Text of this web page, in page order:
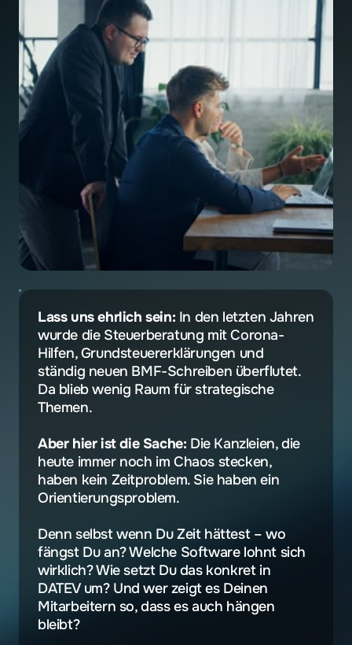
Lass uns ehrlich sein: In den letzten Jahren
wurde die Steuerberatung mit Corona-
Hilfen, Grundsteuererklärungen und
ständig neuen BMF-Schreiben überflutet.
Da blieb wenig Raum für strategische
Themen.
Aber hier ist die Sache: Die Kanzleien, die
heute immer noch im Chaos stecken,
haben kein Zeitproblem. Sie haben ein
Orientierungsproblem.
Denn selbst wenn Du Zeit hättest – wo
fängst Du an? Welche Software lohnt sich
wirklich? Wie setzt Du das konkret in
DATEV um? Und wer zeigt es Deinen
Mitarbeitern so, dass es auch hängen
bleibt?